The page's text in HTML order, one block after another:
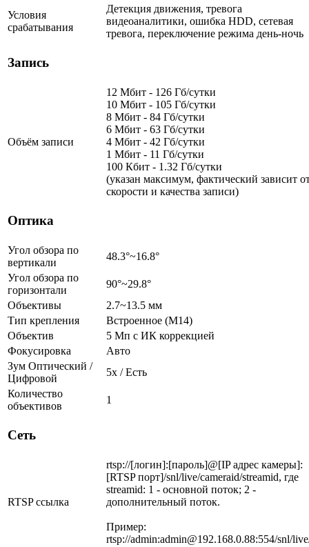
Условия
срабатывания
Детекция движения, тревога
видеоаналитики, ошибка HDD, сетевая
тревога, переключение режима день-ночь
Запись
Объём записи
12 Мбит - 126 Гб/сутки
10 Мбит - 105 Гб/сутки
8 Мбит - 84 Гб/сутки
6 Мбит - 63 Гб/сутки
4 Мбит - 42 Гб/сутки
1 Мбит - 11 Гб/сутки
100 Кбит - 1.32 Гб/сутки
(указан максимум, фактический зависит
скорости и качества записи)
Оптика
Угол обзора по
вертикали
48.3°~16.8°
Угол обзора по
горизонтали
90°~29.8°
Объективы
2.7~13.5 мм
Тип крепления
Встроенное (M14)
Объектив
5 Мп c ИК коррекцией
Фокусировка
Авто
Зум Оптический /
Цифровой
5х / Есть
Количество
объективов
1
Сеть
RTSP ссылка
rtsp://[логин]:[пароль]@[IP адрес камеры]:
[RTSP порт]/snl/live/cameraid/streamid, где
streamid: 1 - основной поток; 2 -
дополнительный поток.
Пример:
rtsp://admin:admin@192.168.0.88:554/snl/